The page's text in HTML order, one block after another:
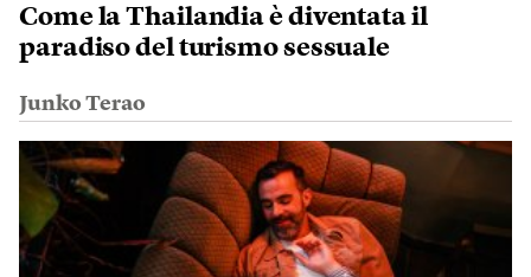
Come la Thailandia è diventata il
paradiso del turismo sessuale
Junko Terao